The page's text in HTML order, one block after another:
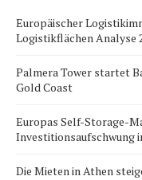
Europäischer
Logistikflächen Analyse
Palmera Tower startet
Gold Coast
Europas Self-Storage-
Investitionsaufschwung
Die Mieten in Athen